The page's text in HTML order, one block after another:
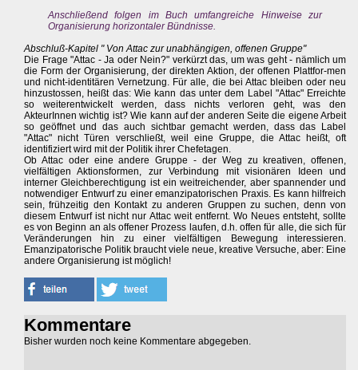
Anschließend folgen im Buch umfangreiche Hinweise zur
Organisierung horizontaler Bündnisse.
Abschluß-Kapitel " Von Attac zur unabhängigen, offenen Gruppe"
Die Frage "Attac - Ja oder Nein?" verkürzt das, um was geht - nämlich um
die Form der Organisierung, der direkten Aktion, der offenen Plattfor-men
und nicht-identitären Vernetzung. Für alle, die bei Attac bleiben oder neu
hinzustossen, heißt das: Wie kann das unter dem Label "Attac" Erreichte
so weiterentwickelt werden, dass nichts verloren geht, was den
AkteurInnen wichtig ist? Wie kann auf der anderen Seite die eigene Arbeit
so geöffnet und das auch sichtbar gemacht werden, dass das Label
"Attac" nicht Türen verschließt, weil eine Gruppe, die Attac heißt, oft
identifiziert wird mit der Politik ihrer Chefetagen.
Ob Attac oder eine andere Gruppe - der Weg zu kreativen, offenen,
vielfältigen Aktionsformen, zur Verbindung mit visionären Ideen und
interner Gleichberechtigung ist ein weitreichender, aber spannender und
notwendiger Entwurf zu einer emanzipatorischen Praxis. Es kann hilfreich
sein, frühzeitig den Kontakt zu anderen Gruppen zu suchen, denn von
diesem Entwurf ist nicht nur Attac weit entfernt. Wo Neues entsteht, sollte
es von Beginn an als offener Prozess laufen, d.h. offen für alle, die sich für
Veränderungen hin zu einer vielfältigen Bewegung interessieren.
Emanzipatorische Politik braucht viele neue, kreative Versuche, aber: Eine
andere Organisierung ist möglich!
Kommentare
Bisher wurden noch keine Kommentare abgegeben.